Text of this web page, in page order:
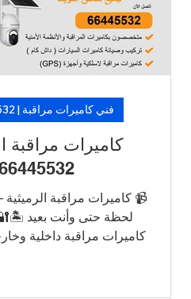
من فنيين متخصصين. 🛡️ لأن
تأجيل… خلّ الكاميرات
كاميرات مراقبة
📹 كاميرات مراقبة الرميثية
فني كاميرات مراقبة | 66445532